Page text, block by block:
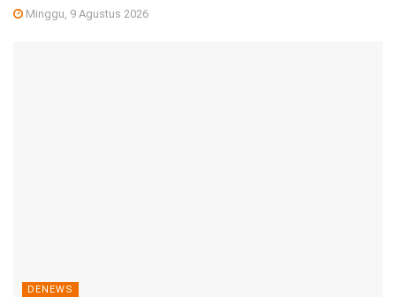
Minggu, 9 Agustus 2026
DENEWS